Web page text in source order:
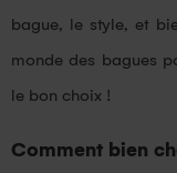
bague, le style, et
monde des bagues
le bon choix !
Comment bien